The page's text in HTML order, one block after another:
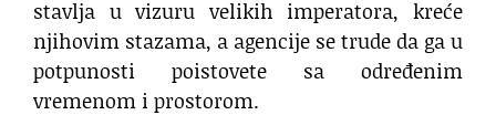
stavlja u vizuru velikih imperatora, kreće
njihovim stazama, a agencije se trude da ga u
potpunosti poistovete sa određenim
vremenom i prostorom.